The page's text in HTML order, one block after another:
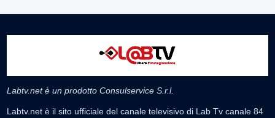
Labtv.net è un prodotto Consulservice S.r.l.
Labtv.net è il sito ufficiale del canale televisivo di Lab Tv canale 84